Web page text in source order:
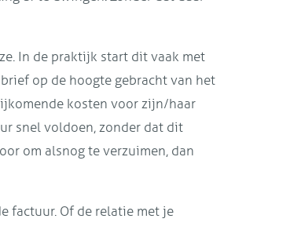
In de praktijk start dit vaak met
op de hoogte gebracht van het
kosten voor zijn/haar
snel voldoen, zonder dat dit
om alsnog te verzuimen, dan
factuur. Of de relatie met je